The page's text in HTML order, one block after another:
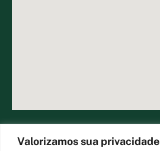
Valorizamos sua privacidade